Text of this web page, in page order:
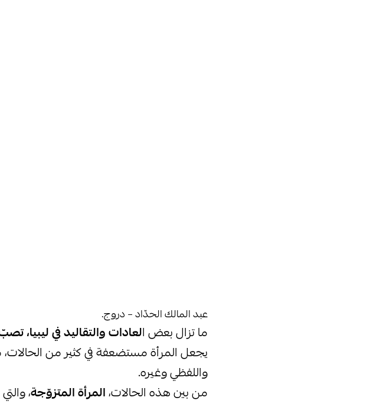
عبد المالك الحدّاد – دروج.
ما تزال بعض العادات والتقاليد في ليبيا،
يجعل المرأة مستضعفة في كثير من
واللفظي وغيره.
من بين هذه الحالات،المرأة المتزوّجة،